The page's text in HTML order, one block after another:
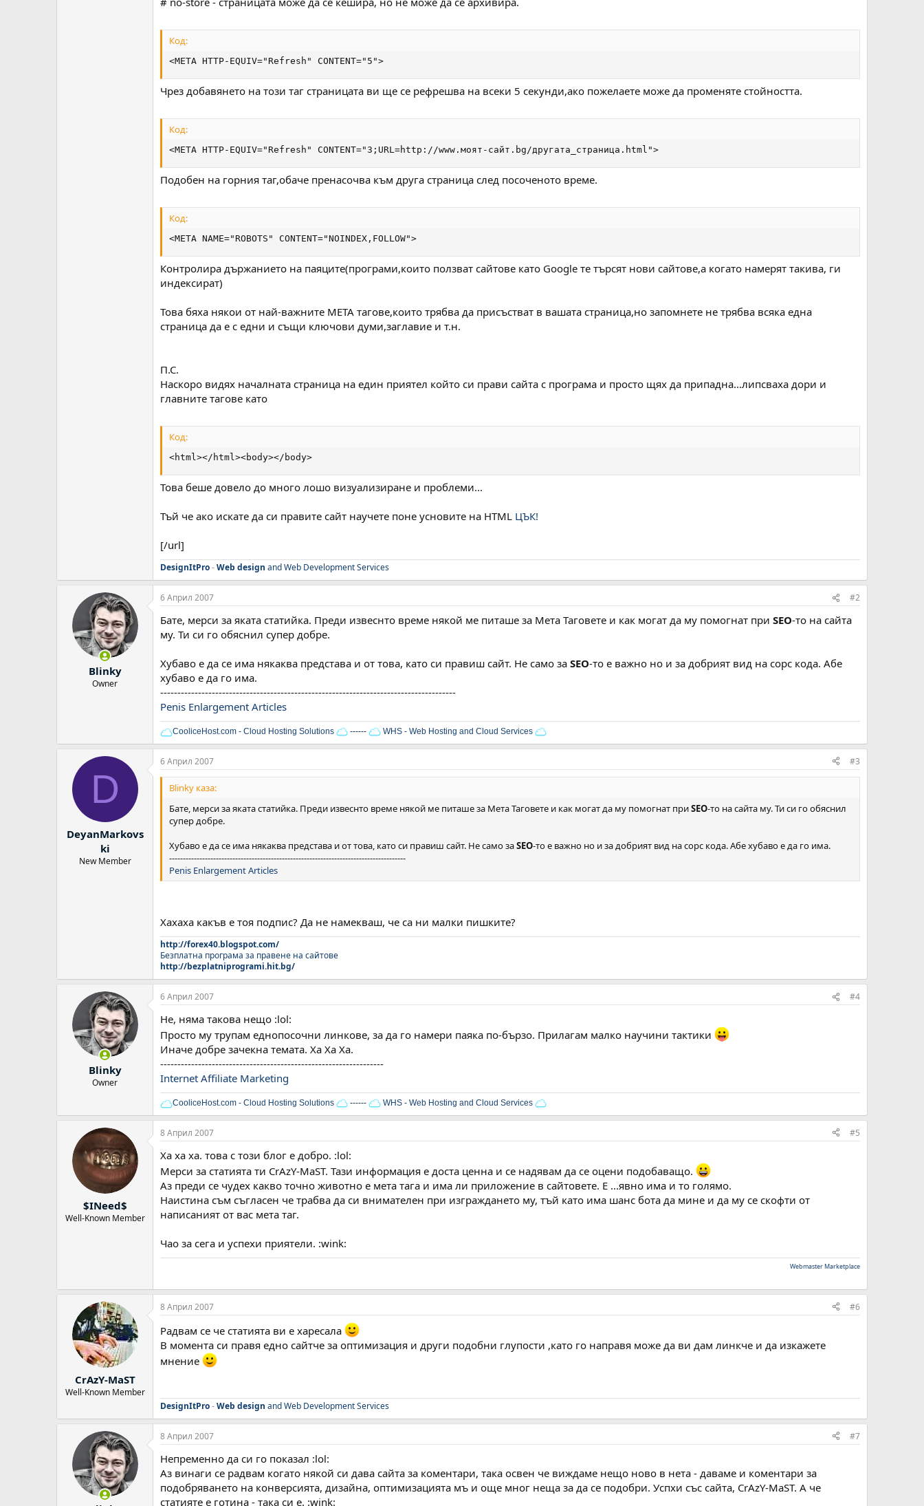
Код:
<META HTTP-EQUIV="Refresh" CONTENT="5">
Чрез добавянето на този таг страницата ви ще се рефрешва на всеки 5 секунди,ако пожелаете може да променяте стойността.
Код:
<META HTTP-EQUIV="Refresh" CONTENT="3;URL=http://www.моят-сайт.bg/другата_страница.html">
Подобен на горния таг,обаче пренасочва към друга страница след посоченото време.
Код:
<META NAME="ROBOTS" CONTENT="NOINDEX,FOLLOW">
Контролира държанието на паяците(програми,които ползват сайтове като Google те търсят нови сайтове,а когато намерят такива, ги
индексират)
Това бяха някои от най-важните META тагове,които трябва да присъстват в вашата страница,но запомнете не трябва всяка една
страница да е с едни и същи ключови думи,заглавие и т.н.
П.С.
Наскоро видях началната страница на един приятел който си прави сайта с програма и просто щях да припадна...липсваха дори и
главните тагове като
Код:
<html></html><body></body>
Това беше довело до много лошо визуализиране и проблеми...
Тъй че ако искате да си правите сайт научете поне усновите на HTML ЦЪК!
[/url]
DesignItPro-Web design and Web Development Services
Blinky
Owner
6 Април 2007 #2
Бате, мерси за яката статийка. Преди извеснто време някой ме питаше за Мета Таговете и как могат да му помогнат при SEO-то на сайта
му. Ти си го обяснил супер добре.
Хубаво е да се има някаква представа и от това, като си правиш сайт. Не само за SEO-то е важно но и за добрият вид на сорс кода. Абе
хубаво е да го има.
--------------------------------------------------------------------------------------
Penis Enlargement Articles
CooliceHost.com - Cloud Hosting Solutions ------ WHS - Web Hosting and Cloud Services
D
DeyanMarkovs
ki
New Member
6 Април 2007 #3
Blinky каза:
Бате, мерси за яката статийка. Преди извеснто време някой ме питаше за Мета Таговете и как могат да му помогнат приSEO-то на сайта му. Ти си го обяснил
супер добре.
Хубаво е да се има някаква представа и от това, като си правиш сайт. Не само заSEO-то е важно но и за добрият вид на сорс кода. Абе хубаво е да го има.
--------------------------------------------------------------------------------------
Penis Enlargement Articles
Хахаха какъв е тоя подпис? Да не намекваш, че са ни малки пишките?
http://forex40.blogspot.com/
Безплатна програма за правене на сайтове
http://bezplatniprogrami.hit.bg/
Blinky
Owner
6 Април 2007 #4
Не, няма такова нещо :lol:
Просто му трупам еднопосочни линкове, за да го намери паяка по-бързо. Прилагам малко научини тактики
Иначе добре зачекна темата. Ха Ха Ха.
-----------------------------------------------------------------
Internet Affiliate Marketing
CooliceHost.com - Cloud Hosting Solutions ------ WHS - Web Hosting and Cloud Services
$INeed$
Well-Known Member
8 Април 2007 #5
Ха ха ха. това с този блог е добро. :lol:
Мерси за статията ти CrAzY-MaST. Тази информация е доста ценна и се надявам да се оцени подобаващо.
Аз преди се чудех какво точно животно е мета тага и има ли приложение в сайтовете. Е ...явно има и то голямо.
Наистина съм съгласен че трабва да си внимателен при изграждането му, тъй като има шанс бота да мине и да му се скофти от
написаният от вас мета таг.
Чао за сега и успехи приятели. :wink:
Webmaster Marketplace
CrAzY-MaST
Well-Known Member
8 Април 2007 #6
Радвам се че статията ви е харесала
В момента си правя едно сайтче за оптимизация и други подобни глупости ,като го направя може да ви дам линкче и да изкажете
мнение
DesignItPro-Web design and Web Development Services
8 Април 2007 #7
Непременно да си го показал :lol:
Аз винаги се радвам когато някой си дава сайта за коментари, така освен че виждаме нещо ново в нета - даваме и коментари за
подобряването на конверсията, дизайна, оптимизацията мъ и още мног неща за да се подобри. Успхи със сайта, CrAzY-MaST. А че
статияте е готина - така си е. :wink: